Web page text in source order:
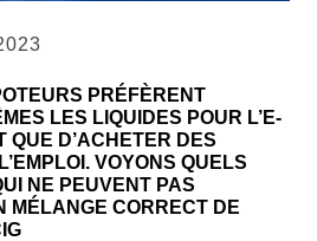
PRÉFÈRENT
LES LIQUIDES POUR L’E-
QUE D’ACHETER DES
VOYONS QUELS
NE PEUVENT PAS
MÉLANGE CORRECT DE